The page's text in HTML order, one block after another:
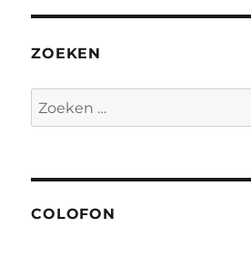
ZOEKEN
Zoeken
naar:
COLOFON